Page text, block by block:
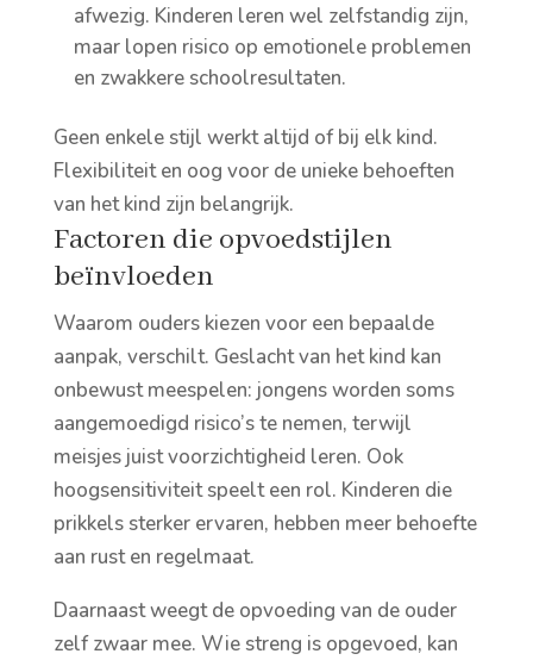
afwezig. Kinderen leren wel zelfstandig zijn,
maar lopen risico op emotionele problemen
en zwakkere schoolresultaten.
Geen enkele stijl werkt altijd of bij elk kind.
Flexibiliteit en oog voor de unieke behoeften
van het kind zijn belangrijk.
Factoren die opvoedstijlen
beïnvloeden
Waarom ouders kiezen voor een bepaalde
aanpak, verschilt. Geslacht van het kind kan
onbewust meespelen: jongens worden soms
aangemoedigd risico’s te nemen, terwijl
meisjes juist voorzichtigheid leren. Ook
hoogsensitiviteit speelt een rol. Kinderen die
prikkels sterker ervaren, hebben meer behoefte
aan rust en regelmaat.
Daarnaast weegt de opvoeding van de ouder
zelf zwaar mee. Wie streng is opgevoed, kan